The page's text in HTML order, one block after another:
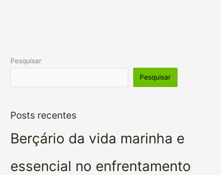
Pesquisar
Pesquisar
Posts recentes
Berçário da vida marinha e
essencial no enfrentamento